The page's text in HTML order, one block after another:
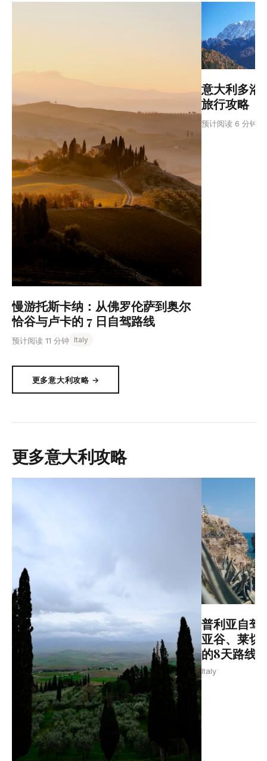
慢游托斯卡纳：从佛罗伦萨到奥尔
恰谷与卢卡的 7 日自驾路线
预计阅读 11 分钟 Italy
意大利多洛
旅行攻略
预计阅读 6 分钟
更多意大利攻略 →
更多意大利攻略
普利亚自驾
亚谷、莱切
的8天路线
Italy